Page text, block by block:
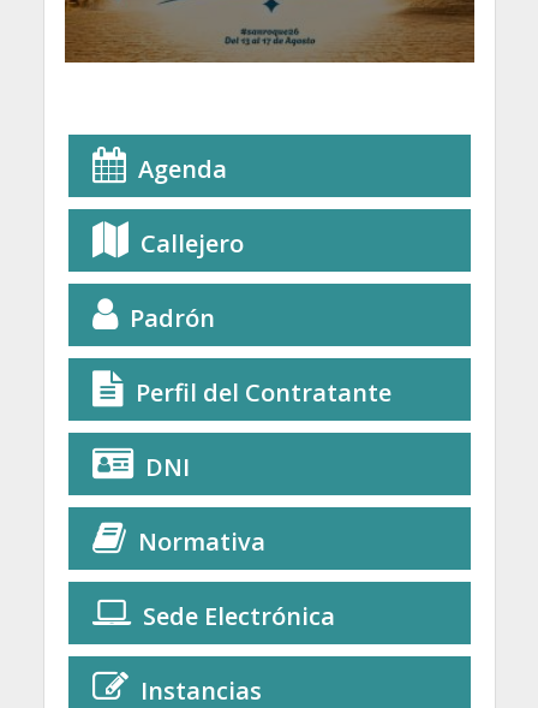
Agenda
Callejero
Padrón
Perfil del Contratante
DNI
Normativa
Sede Electrónica
Instancias